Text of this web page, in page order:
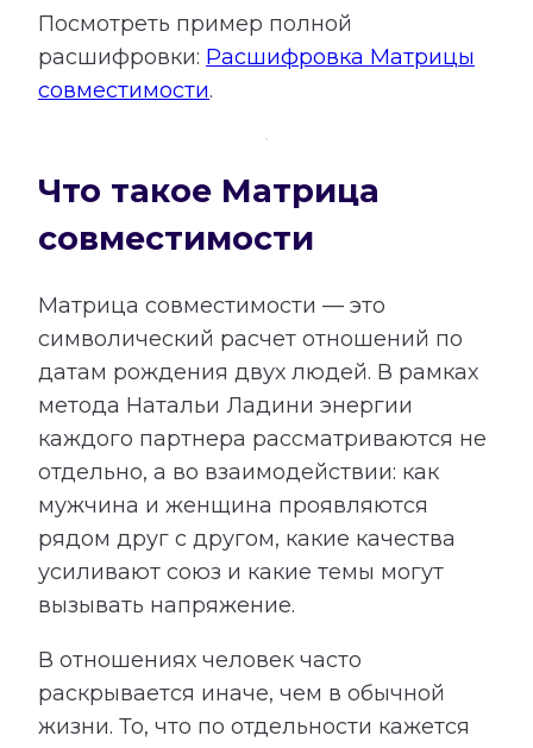
Посмотреть пример полной
расшифровки: Расшифровка Матрицы
совместимости.
Что такое Матрица
совместимости
Матрица совместимости — это
символический расчет отношений по
датам рождения двух людей. В рамках
метода Натальи Ладини энергии
каждого партнера рассматриваются не
отдельно, а во взаимодействии: как
мужчина и женщина проявляются
рядом друг с другом, какие качества
усиливают союз и какие темы могут
вызывать напряжение.
В отношениях человек часто
раскрывается иначе, чем в обычной
жизни. То, что по отдельности кажется